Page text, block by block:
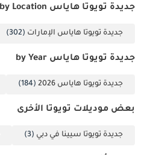
جديدة تويوتا هاياس by Location
جديدة تويوتا هاياس الإمارات (302)
جديدة تويوتا هاياس by Year
جديدة تويوتا هاياس 2026 (184)
بعض موديلات تويوتا الأخرى
جديدة تويوتا سيينا في دبي (3)